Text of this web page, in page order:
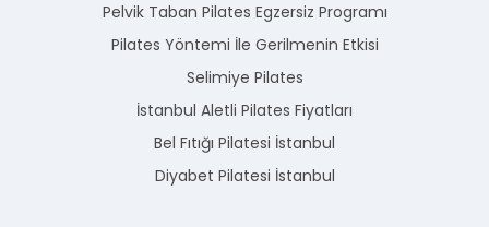
Pelvik Taban Pilates Egzersiz Programı
Pilates Yöntemi İle Gerilmenin Etkisi
Selimiye Pilates
İstanbul Aletli Pilates Fiyatları
Bel Fıtığı Pilatesi İstanbul
Diyabet Pilatesi İstanbul